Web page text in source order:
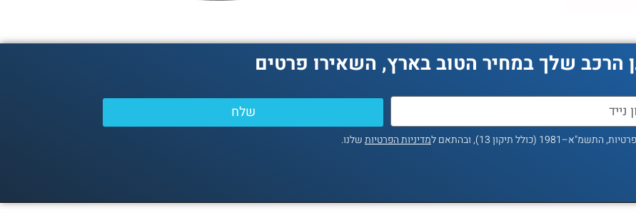
הרכב שלך במחיר הטוב בארץ, השאירו פרטים
תיקון 13), ובהתאם ל מדיניות הפרטיותשלנו.
שלח